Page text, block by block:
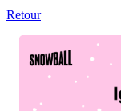
Retour